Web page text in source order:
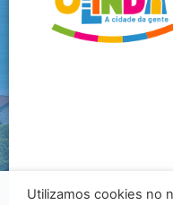
Utilizamos cookies no